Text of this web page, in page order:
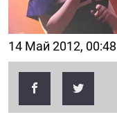
14 Май 2012, 00:48